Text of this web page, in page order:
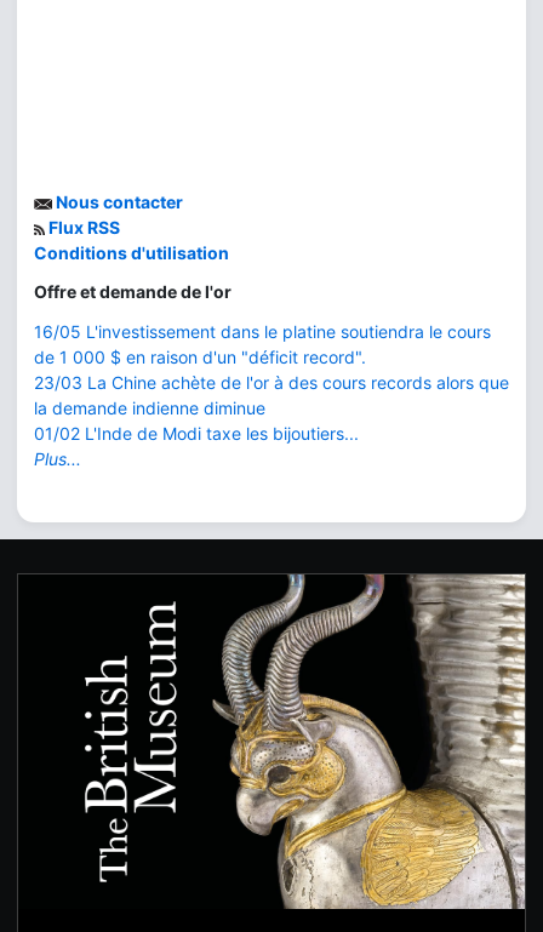
Nous contacter
Flux RSS
Conditions d'utilisation
Offre et demande de l'or
16/05 L'investissement dans le platine soutiendra le cours
de 1 000 $ en raison d'un "déficit record".
23/03 La Chine achète de l'or à des cours records alors que
la demande indienne diminue
01/02 L'Inde de Modi taxe les bijoutiers...
Plus...